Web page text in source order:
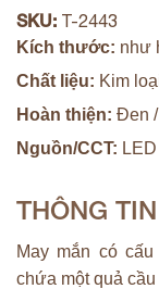
SKU: T-2443
Kích thước: như
Chất liệu: Kim
Hoàn thiện: Đen
Nguồn/CCT:
THÔNG
May mắn có
chứa một quả